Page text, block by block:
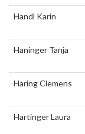
Handl Karin
Haninger Tanja
Haring Clemens
Hartinger Laura